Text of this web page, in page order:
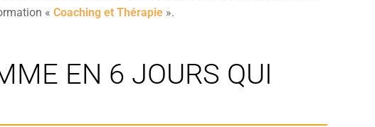
«Coaching et Thérapie ».
EN 6 JOURS QUI